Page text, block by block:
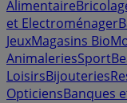
Alimentaire
et Electroménager
JeuxMagasins Bio
AnimaleriesSport
LoisirsBijouteries
OpticiensBanques